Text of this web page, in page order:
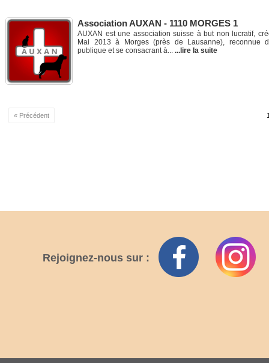
Association AUXAN - 1110 MORGES 1
AUXAN est une association suisse à but non lucratif,
Mai 2013 à Morges (près de Lausanne), reconnue
publique et se consacrant à... ...lire la suite
« Précédent
Rejoignez-nous sur :